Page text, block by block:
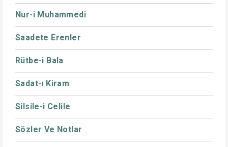
Nur-i Muhammedi
Saadete Erenler
Rütbe-i Bala
Sadat-ı Kiram
Silsile-i Celile
Sözler Ve Notlar